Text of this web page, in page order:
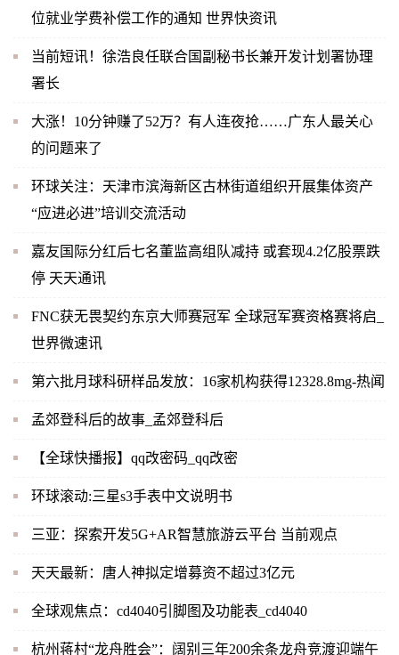
位就业学费补偿工作的通知 世界快资讯
当前短讯！徐浩良任联合国副秘书长兼开发计划署协理
署长
大涨！10分钟赚了52万？有人连夜抢……广东人最关心
的问题来了
环球关注：天津市滨海新区古林街道组织开展集体资产
“应进必进”培训交流活动
嘉友国际分红后七名董监高组队减持 或套现4.2亿股票跌
停 天天通讯
FNC获无畏契约东京大师赛冠军 全球冠军赛资格赛将启_
世界微速讯
第六批月球科研样品发放：16家机构获得12328.8mg-热闻
孟郊登科后的故事_孟郊登科后
【全球快播报】qq改密码_qq改密
环球滚动:三星s3手表中文说明书
三亚：探索开发5G+AR智慧旅游云平台 当前观点
天天最新：唐人神拟定增募资不超过3亿元
全球观焦点：cd4040引脚图及功能表_cd4040
杭州蒋村“龙舟胜会”：阔别三年200余条龙舟竞渡迎端午